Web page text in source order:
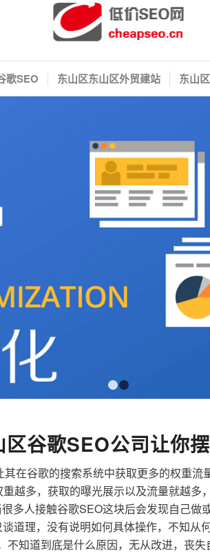
歌SEO 东山区东山区外贸建站 东山
区谷歌SEO公司让你
在谷歌的搜索系统中获取更多的权重
越多，获取的曝光展示以及流量就越
多人接触谷歌SEO这块后会发现自己
道理，没有说明如何具体操作，不知
知道到底是什么原因，无从改进，丧